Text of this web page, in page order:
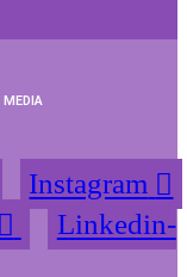
Instagram
Linkedin-